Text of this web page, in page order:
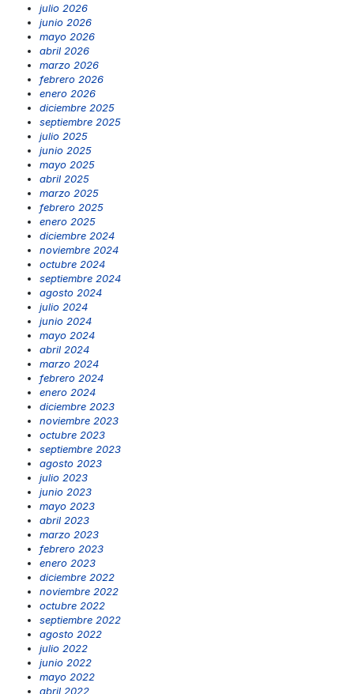
julio 2026
junio 2026
mayo 2026
abril 2026
marzo 2026
febrero 2026
enero 2026
diciembre 2025
septiembre 2025
julio 2025
junio 2025
mayo 2025
abril 2025
marzo 2025
febrero 2025
enero 2025
diciembre 2024
noviembre 2024
octubre 2024
septiembre 2024
agosto 2024
julio 2024
junio 2024
mayo 2024
abril 2024
marzo 2024
febrero 2024
enero 2024
diciembre 2023
noviembre 2023
octubre 2023
septiembre 2023
agosto 2023
julio 2023
junio 2023
mayo 2023
abril 2023
marzo 2023
febrero 2023
enero 2023
diciembre 2022
noviembre 2022
octubre 2022
septiembre 2022
agosto 2022
julio 2022
junio 2022
mayo 2022
abril 2022